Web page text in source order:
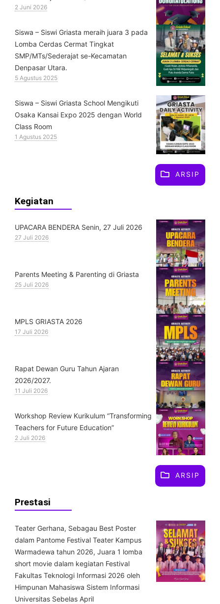
2 Juni 2026
Siswa – Siswi Griasta meraih juara 3 pada
Lomba Cerdas Cermat Tingkat
SMP/MTs/Sederajat se-Kecamatan
Denpasar Utara.
5 Agustus 2025
Siswa – Siswi Griasta School Mengikuti
Osaka Kansai Expo 2025 dengan World
Class Room
1 Agustus 2025
ARSIP
Kegiatan
UPACARA BENDERA Senin, 27 Juli 2026
27 Juli 2026
Parents Meeting & Parenting di Griasta
25 Juli 2026
MPLS GRIASTA 2026
17 Juli 2026
Rapat Dewan Guru Tahun Ajaran
2026/2027.
11 Juli 2026
Workshop Review Kurikulum “Transforming
Teachers for Future Education”
2 Juli 2026
ARSIP
Prestasi
Teater Gerhana, Sebagau Best Poster
dalam Pantome Festival Teater Kampus
Warmadewa tahun 2026, Juara 1 lomba
short movie dalam kegiatan Festival
Fakultas Teknologi Informasi 2026 oleh
Himpunan Mahasiswa Sistem Informasi
Universitas Sebelas April